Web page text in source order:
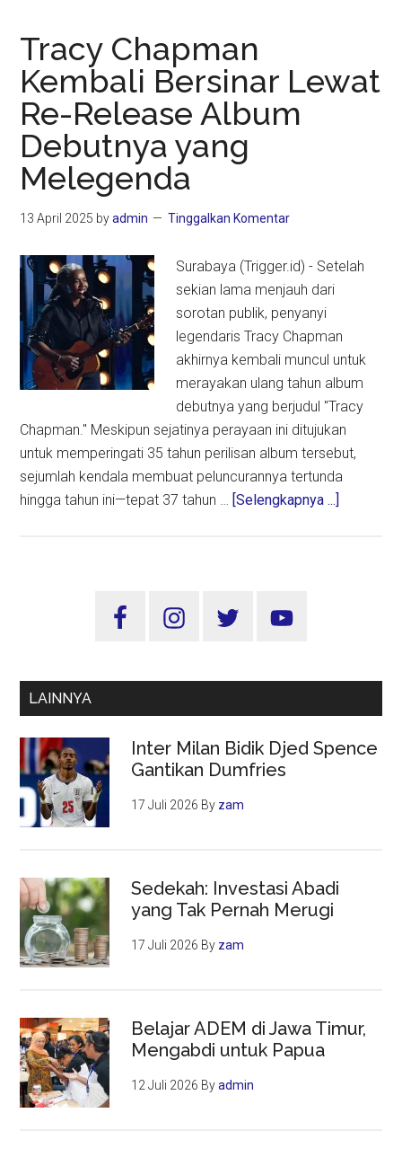
Tracy Chapman
Kembali Bersinar Lewat
Re-Release Album
Debutnya yang
Melegenda
13 April 2025 byadmin Tinggalkan Komentar
Surabaya (Trigger.id) - Setelah
sekian lama menjauh dari
sorotan publik, penyanyi
legendaris Tracy Chapman
akhirnya kembali muncul untuk
merayakan ulang tahun album
debutnya yang berjudul "Tracy
Chapman." Meskipun sejatinya perayaan ini ditujukan
untuk memperingati 35 tahun perilisan album tersebut,
sejumlah kendala membuat peluncurannya tertunda
hingga tahun ini—tepat 37 tahun … [Selengkapnya ...]
Album
Sidebar
LAINNYA
Inter Milan Bidik Djed Spence
Gantikan Dumfries
17 Juli 2026 By zam
Sedekah: Investasi Abadi
yang Tak Pernah Merugi
17 Juli 2026 By zam
Belajar ADEM di Jawa Timur,
Mengabdi untuk Papua
12 Juli 2026 Byadmin